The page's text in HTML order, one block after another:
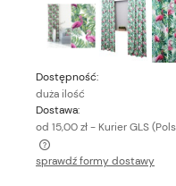
Dostępność:
duża ilość
Dostawa:
od 15,00 zł- Kurier GLS
Cena nie zawiera
sprawdź formy dostawy